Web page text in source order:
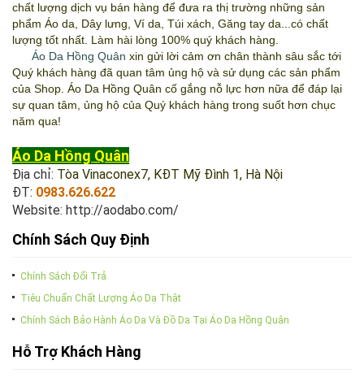
chất lượng dịch vụ bán hàng để đưa ra thị trường những sản
phẩm Áo da, Dây lưng, Ví da, Túi xách, Găng tay da...có chất
lượng tốt nhất. Làm hài lòng 100% quý khách hàng.
Áo Da Hồng Quân xin gửi lời cảm ơn chân thành sâu sắc tới
Quý khách hàng đã quan tâm ủng hộ và sử dụng các sản phẩm
của Shop. Áo Da Hồng Quân cố gắng nỗ lực hơn nữa để đáp lại
sự quan tâm, ủng hộ của Quý khách hàng trong suốt hơn chục
năm qua!
Áo Da Hồng Quân
Địa chỉ: Tòa Vinaconex7, KĐT Mỹ Đình 1, Hà Nội
ĐT: 0983.626.622
Website: http://aodabo.com/
Chính Sách Quy Định
Chính Sách Đổi Trả
Tiêu Chuẩn Chất Lượng Áo Da Thật
Chính Sách Bảo Hành Áo Da Và Đồ Da Tại Áo Da Hồng Quân
Hỗ Trợ Khách Hàng